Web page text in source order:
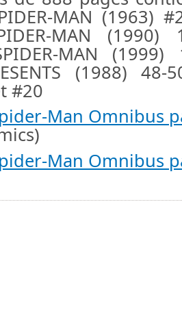
MAN (1963)
MAN
MAN (1999)
(1988) 48-
#20
Man Omnibus
Man Omnibus